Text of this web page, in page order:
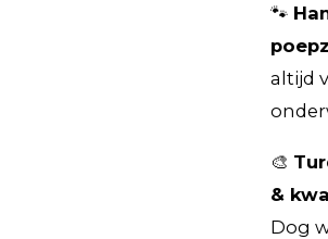
🐾
altijd
🎨
&
Dog